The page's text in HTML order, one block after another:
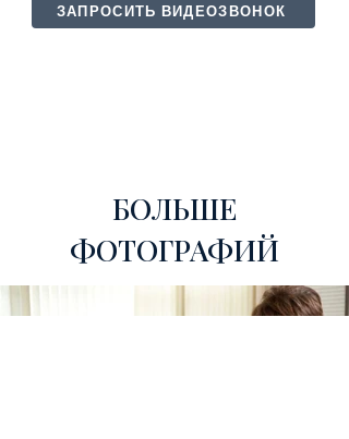
ЗАПРОСИТЬ ВИДЕОЗВОНОК
БОЛЬШЕ
ФОТОГРАФИЙ